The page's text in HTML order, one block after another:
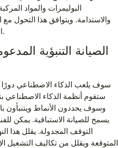
البوليمرات والمواد
والاستدامة. ويتوافق هذا التحول مع
التكنولوجيات الأكثر مراعاة للبيئة.
الصيانة التنبؤية
سوف يلعب الذكاء الاصطناعي دورًا
ستقوم أنظمة الذكاء الاصطناعي
وسوف يحددون الأنماط ويتنبأون
يسمح للصيانة الاستباقية. يمكن
التوقف المجدولة. يقلل هذا
المتوقعة ويقلل من تكاليف التشغيل